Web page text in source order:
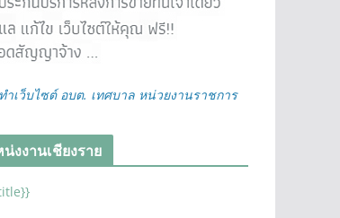
ำเว็บไซต์ อบต. เทศบาล หน่วยงานราชการ
งงานเชียงราย